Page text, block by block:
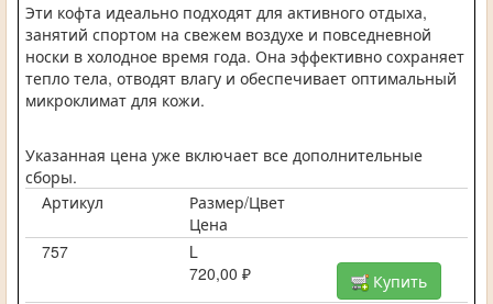
Эти кофта идеально подходят для активного отдыха,
занятий спортом на свежем воздухе и повседневной
носки в холодное время года. Она эффективно сохраняет
тепло тела, отводят влагу и обеспечивает оптимальный
микроклимат для кожи.
Указанная цена уже включает все дополнительные
сборы.
Артикул
Размер/Цвет
Цена
757
L
720,00 ₽
Купить